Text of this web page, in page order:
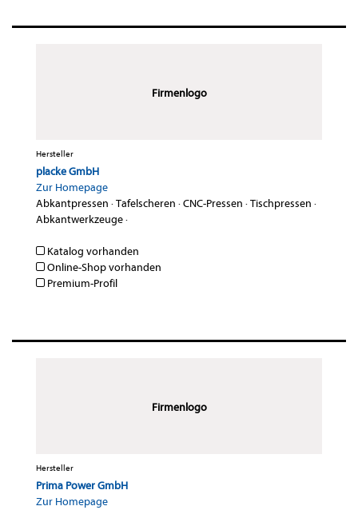
Firmenlogo
Hersteller
placke GmbH
Zur Homepage
Abkantpressen ·Tafelscheren ·CNC-Pressen ·Tischpressen ·
Abkantwerkzeuge·
Katalog vorhanden
Online-Shop vorhanden
Premium-Profil
Firmenlogo
Hersteller
Prima Power GmbH
Zur Homepage